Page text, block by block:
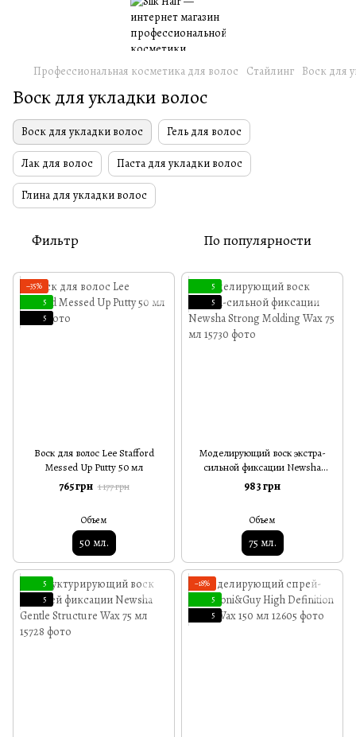
Профессиональная косметика для волос Стайлинг Воск для
Воск для укладки волос
Воск для укладки волос Гель для волос
Лак для волос Паста для укладки волос
Глина для укладки волос
Фильтр По популярности
−35%
5
5
Воск для волос Lee Stafford
Messed Up Putty 50 мл
765 грн 1 177 грн
Объем
50 мл.
5
5
Моделирующий воск экстра-
сильной фиксации Newsha
Strong Molding Wax 75 мл
983 грн
Объем
75 мл.
5
5
−18%
5
5